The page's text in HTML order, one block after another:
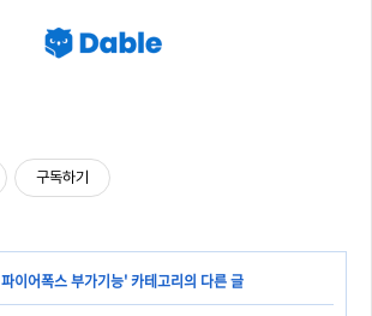
구독하기
파이어폭스 부가기능' 카테고리의 다른 글